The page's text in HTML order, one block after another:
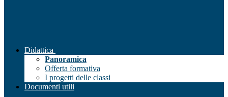
Didattica
Panoramica
Offerta formativa
I progetti delle classi
Documenti utili